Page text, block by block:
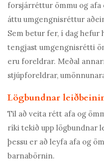
forsjárréttur ömmu og afa
áttu umgengnisréttur
Sem betur fer, í dag
tengjast umgengnisrétti
eru foreldrar. Meðal
stjúpforeldrar,
Lögbundnar
Til að veita rétt afa og
ríki tekið upp lögbundnar
þessu er að leyfa afa og
barnabörnin.